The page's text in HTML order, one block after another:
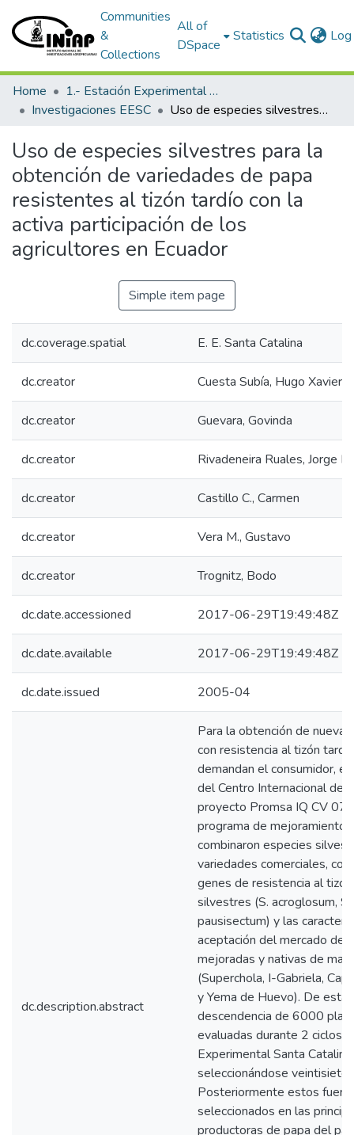
Communities
&
Collections
All of
DSpace
Statistics
Home
1.- Estación Experimental Santa Catalina
Investigaciones EESC
Uso de especies silvestres para la obtención de variedades de papa resistentes al tizón tardío con la activa participación de los agricultores en Ecuador
Uso de especies silvestres para la
obtención de variedades de papa
resistentes al tizón tardío con la
activa participación de los
agricultores en Ecuador
Simple item page
dc.coverage.spatial E. E. Santa Catalina
dc.creator Cuesta Subía, Hugo Xavier
dc.creator Guevara, Govinda
dc.creator Rivadeneira Ruales, Jorge
dc.creator Castillo C., Carmen
dc.creator Vera M., Gustavo
dc.creator Trognitz, Bodo
dc.date.accessioned 2017-06-29T19:49:48Z
dc.date.available 2017-06-29T19:49:48Z
dc.date.issued 2005-04
dc.description.abstract
Para la obtención de
con resistencia al tizón
demandan el consumidor,
del Centro Internacional de
proyecto Promsa IQ CV
programa de mejoramiento
combinaron especies
variedades comerciales,
genes de resistencia al
silvestres (S. acroglosum,
pausisectum) y las
aceptación del mercado de
mejoradas y nativas de
(Superchola, I-Gabriela,
y Yema de Huevo). De esta
descendencia de 6000
evaluadas durante 2 ciclos
Experimental Santa
seleccionándose
Posteriormente estos
seleccionados en las
productoras de papa del